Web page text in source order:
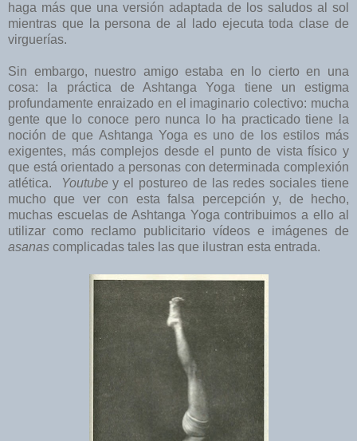
haga más que una versión adaptada de los saludos al sol
mientras que la persona de al lado ejecuta toda clase de
virguerías.
Sin embargo, nuestro amigo estaba en lo cierto en una
cosa: la práctica de Ashtanga Yoga tiene un estigma
profundamente enraizado en el imaginario colectivo: mucha
gente que lo conoce pero nunca lo ha practicado tiene la
noción de que Ashtanga Yoga es uno de los estilos más
exigentes, más complejos desde el punto de vista físico y
que está orientado a personas con determinada complexión
atlética.
Youtubey el postureo de las redes sociales tiene
mucho que ver con esta falsa percepción y, de hecho,
muchas escuelas de Ashtanga Yoga contribuimos a ello al
utilizar como reclamo publicitario vídeos e imágenes de
asanas complicadas tales las que ilustran esta entrada.